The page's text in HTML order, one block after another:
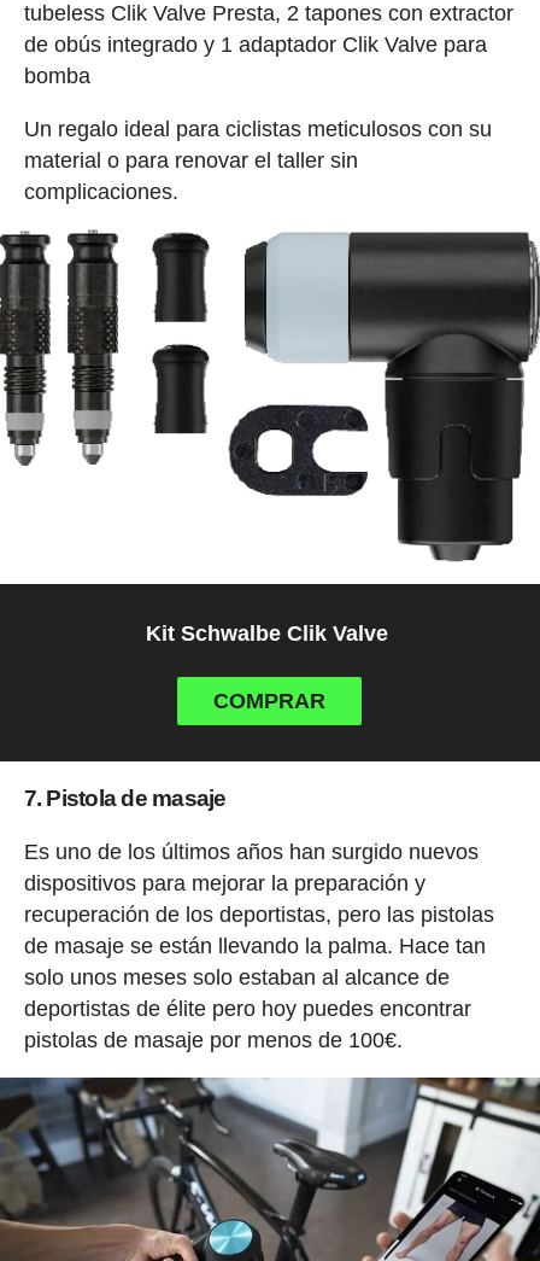
tubeless Clik Valve Presta, 2 tapones con extractor
de obús integrado y 1 adaptador Clik Valve para
bomba
Un regalo ideal para ciclistas meticulosos con su
material o para renovar el taller sin
complicaciones.
Kit Schwalbe Clik Valve
COMPRAR
7. Pistola de masaje
Es uno de los últimos años han surgido nuevos
dispositivos para mejorar la preparación y
recuperación de los deportistas, pero las pistolas
de masaje se están llevando la palma. Hace tan
solo unos meses solo estaban al alcance de
deportistas de élite pero hoy puedes encontrar
pistolas de masaje por menos de 100€.